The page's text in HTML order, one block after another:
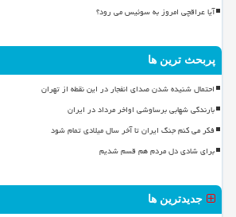
آیا عراقچی امروز به سوئیس می رود؟
پربحث ترین ها
احتمال شنیده شدن صدای انفجار در این نقطه از تهران
بارندگی شهابی برساوشی اواخر مرداد در ایران
فکر می کنم جنگ ایران تا آخر سال میلادی تمام شود
برای شادی دل مردم هم قسم شدیم
جدیدترین ها